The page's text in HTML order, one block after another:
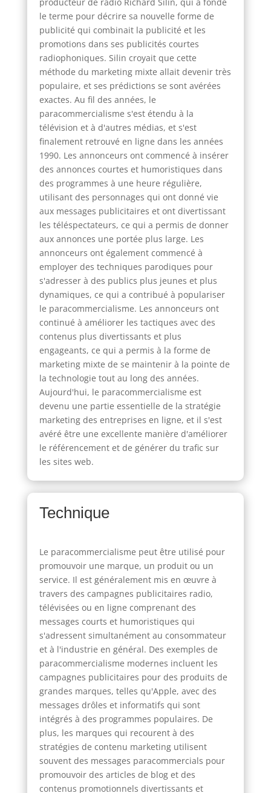
le terme pour décrire sa nouvelle forme de
publicité qui combinait la publicité et les
promotions dans ses publicités courtes
radiophoniques. Silin croyait que cette
méthode du marketing mixte allait devenir très
populaire, et ses prédictions se sont avérées
exactes. Au fil des années, le
paracommercialisme s'est étendu à la
télévision et à d'autres médias, et s'est
finalement retrouvé en ligne dans les années
1990. Les annonceurs ont commencé à insérer
des annonces courtes et humoristiques dans
des programmes à une heure régulière,
utilisant des personnages qui ont donné vie
aux messages publicitaires et ont divertissant
les téléspectateurs, ce qui a permis de donner
aux annonces une portée plus large. Les
annonceurs ont également commencé à
employer des techniques parodiques pour
s'adresser à des publics plus jeunes et plus
dynamiques, ce qui a contribué à populariser
le paracommercialisme. Les annonceurs ont
continué à améliorer les tactiques avec des
contenus plus divertissants et plus
engageants, ce qui a permis à la forme de
marketing mixte de se maintenir à la pointe de
la technologie tout au long des années.
Aujourd'hui, le paracommercialisme est
devenu une partie essentielle de la stratégie
marketing des entreprises en ligne, et il s'est
avéré être une excellente manière d'améliorer
le référencement et de générer du trafic sur
les sites web.
Technique
Le paracommercialisme peut être utilisé pour
promouvoir une marque, un produit ou un
service. Il est généralement mis en œuvre à
travers des campagnes publicitaires radio,
télévisées ou en ligne comprenant des
messages courts et humoristiques qui
s'adressent simultanément au consommateur
et à l'industrie en général. Des exemples de
paracommercialisme modernes incluent les
campagnes publicitaires pour des produits de
grandes marques, telles qu'Apple, avec des
messages drôles et informatifs qui sont
intégrés à des programmes populaires. De
plus, les marques qui recourent à des
stratégies de contenu marketing utilisent
souvent des messages paracommercials pour
promouvoir des articles de blog et des
contenus promotionnels divertissants et